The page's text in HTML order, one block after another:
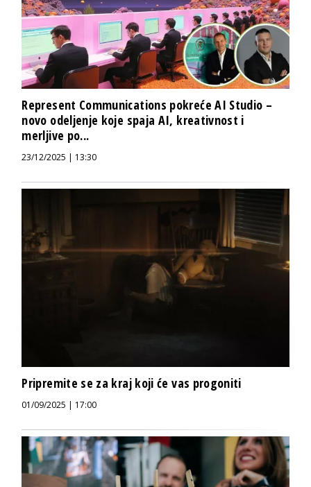
Represent Communications pokreće AI Studio –
novo odeljenje koje spaja AI, kreativnost i
merljive po...
23/12/2025 | 13:30
Pripremite se za kraj koji će vas progoniti
01/09/2025 | 17:00